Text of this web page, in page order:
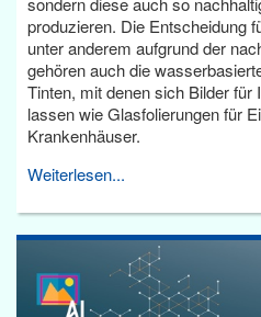
produzieren. Die Entscheidung
unter anderem aufgrund der
gehören auch die
Tinten, mit denen sich Bilder
lassen wie Glasfolierungen für
Krankenhäuser.
Weiterlesen...